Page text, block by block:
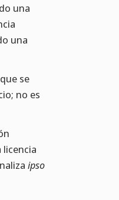
una
una
se
no es
licencia
ipso